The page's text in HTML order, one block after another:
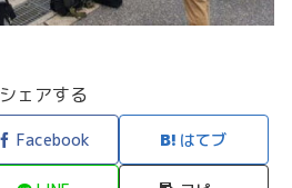
シェアする
Facebook はてブ